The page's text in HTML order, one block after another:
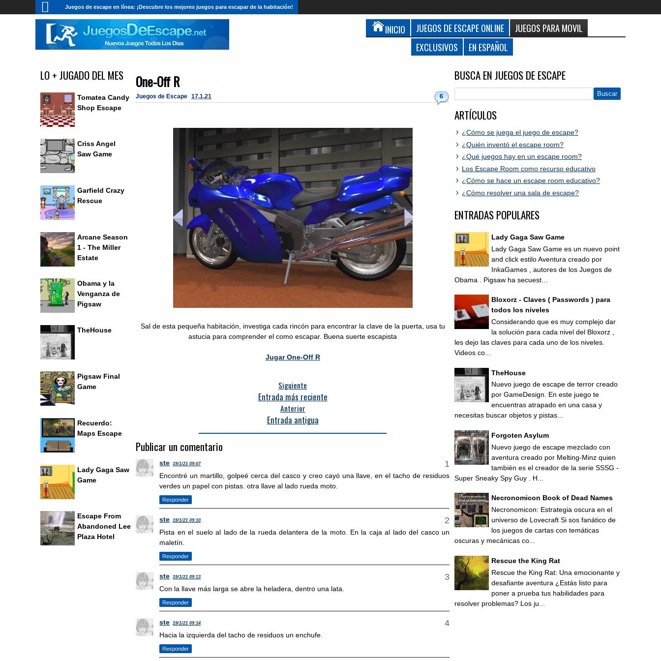
Juegos de escape en línea: ¡Descubre los mejores juegos para escapar de la habitación!
INICIO JUEGOS DE ESCAPE ONLINE
JUEGOS PARA MOVIL
EXCLUSIVOS
EN ESPAÑOL
One-Off R
6
Juegos de Escape 17.1.21
Sal de esta pequeña habitación, investiga cada rincón para encontrar la clave de la puerta, usa tu
astucia para comprender el como escapar. Buena suerte escapista
Jugar One-Off R
Siguiente
Entrada más reciente
Anterior
Entrada antigua
Publicar un comentario
ste 19/1/21 09:07
Encontré un martillo, golpeé cerca del casco y creo cayó una llave, en el tacho de residuos
verdes un papel con pistas. otra llave al lado rueda moto.
Responder
ste 19/1/21 09:10
Pista en el suelo al lado de la rueda delantera de la moto. En la caja al lado del casco un
maletín.
Responder
ste 19/1/21 09:13
Con la llave más larga se abre la heladera, dentro una lata.
Responder
ste 19/1/21 09:14
Hacia la izquierda del tacho de residuos un enchufe.
Responder
LO + JUGADO DEL MES
Tomatea Candy
Shop Escape
Criss Angel
Saw Game
Garfield Crazy
Rescue
Arcane Season
1 - The Miller
Estate
Obama y la
Venganza de
Pigsaw
TheHouse
Pigsaw Final
Game
Recuerdo:
Maps Escape
Lady Gaga Saw
Game
Escape From
Abandoned Lee
Plaza Hotel
BUSCA EN JUEGOS DE ESCAPE
ARTÍCULOS
¿Cómo se juega el juego de escape?
¿Quién inventó el escape room?
¿Qué juegos hay en un escape room?
Los Escape Room como recurso educativo
¿Cómo se hace un escape room educativo?
¿Cómo resolver una sala de escape?
ENTRADAS POPULARES
Lady Gaga Saw Game
Lady Gaga Saw Game es un nuevo point
and click estilo Aventura creado por
InkaGames , autores de los Juegos de
Obama . Pigsaw ha secuest...
Bloxorz - Claves ( Passwords ) para
todos los niveles
Considerando que es muy complejo dar
la solución para cada nivel del Bloxorz ,
les dejo las claves para cada uno de los niveles.
Videos co...
TheHouse
Nuevo juego de escape de terror creado
por GameDesign. En este juego te
encuentras atrapado en una casa y
necesitas buscar objetos y pistas...
Forgoten Asylum
Nuevo juego de escape mezclado con
aventura creado por Melting-Minz quien
también es el creador de la serie SSSG -
Super Sneaky Spy Guy . H...
Necronomicon Book of Dead Names
Necronomicon: Estrategia oscura en el
universo de Lovecraft Si sos fanático de
los juegos de cartas con temáticas
oscuras y mecánicas co...
Rescue the King Rat
Rescue the King Rat: Una emocionante y
desafiante aventura ¿Estás listo para
poner a prueba tus habilidades para
resolver problemas? Los ju...